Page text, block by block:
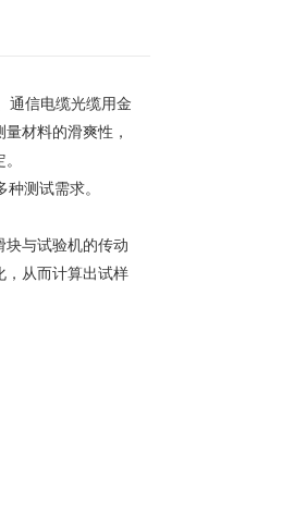
通信电缆光缆用金
材料的滑爽性，
测试需求。
块与试验机的传动
，从而计算出试样